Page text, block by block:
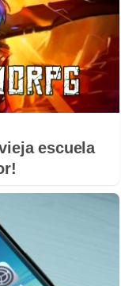
escuela